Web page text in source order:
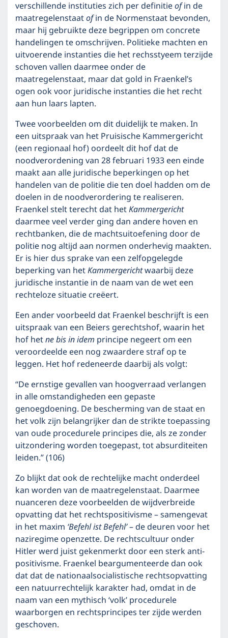
verschillende instituties zich per definitieofin de
maatregelenstaatofin de Normenstaat bevonden,
maar hij gebruikte deze begrippen om concrete
handelingen te omschrijven. Politieke machten en
uitvoerende instanties die het rechsstyeem terzijde
schoven vallen daarmee onder de
maatregelenstaat, maar dat gold in Fraenkel’s
ogen ook voor juridische instanties die het recht
aan hun laars lapten.
Twee voorbeelden om dit duidelijk te maken. In
een uitspraak van het Pruisische Kammergericht
(een regionaal hof) oordeelt dit hof dat de
noodverordening van 28 februari 1933 een einde
maakt aan alle juridische beperkingen op het
handelen van de politie die ten doel hadden om de
doelen in de noodverordering te realiseren.
Fraenkel stelt terecht dat hetKammergericht
daarmee veel verder ging dan andere hoven en
rechtbanken, die de machtsuitoefening door de
politie nog altijd aan normen onderhevig maakten.
Er is hier dus sprake van een zelfopgelegde
beperking van hetKammergerichtwaarbij deze
juridische instantie in de naam van de wet een
rechteloze situatie creëert.
Een ander voorbeeld dat Fraenkel beschrijft is een
uitspraak van een Beiers gerechtshof, waarin het
hof hetne bis in idem principe negeert om een
veroordeelde een nog zwaardere straf op te
leggen. Het hof redeneerde daarbij als volgt:
“De ernstige gevallen van hoogverraad verlangen
in alle omstandigheden een gepaste
genoegdoening. De bescherming van de staat en
het volk zijn belangrijker dan de strikte toepassing
van oude procedurele principes die, als ze zonder
uitzondering worden toegepast, tot absurditeiten
leiden.” (106)
Zo blijkt dat ook de rechtelijke macht onderdeel
kan worden van de maatregelenstaat. Daarmee
nuanceren deze voorbeelden de wijdverbreide
opvatting dat het rechtspositivisme – samengevat
in het maxim ‘Befehl ist Befehl’– de deuren voor het
naziregime openzette. De rechtscultuur onder
Hitler werd juist gekenmerkt door een sterk anti-
positivisme. Fraenkel beargumenteerde dan ook
dat dat de nationaalsocialistische rechtsopvatting
een natuurrechtelijk karakter had, omdat in de
naam van een mythisch ‘volk’ procedurele
waarborgen en rechtsprincipes ter zijde werden
geschoven.